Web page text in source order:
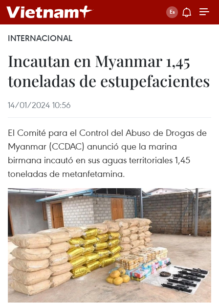
INTERNACIONAL
Incautan en Myanmar 1,45
toneladas de estupefacientes
14/01/2024 10:56
El Comité para el Control del Abuso de Drogas de
Myanmar (CCDAC) anunció que la marina
birmana incautó en sus aguas territoriales 1,45
toneladas de metanfetamina.